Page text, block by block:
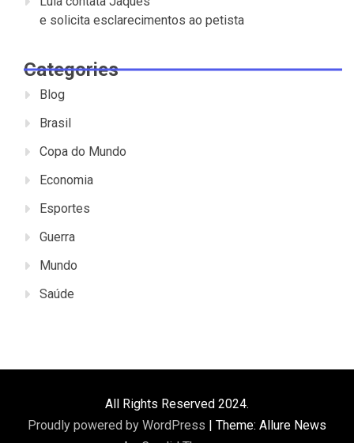
e solicita esclarecimentos ao petista
Categories
Blog
Brasil
Copa do Mundo
Economia
Esportes
Guerra
Mundo
Saúde
All Rights Reserved 2024.
Proudly powered by WordPress | Theme: Allure News